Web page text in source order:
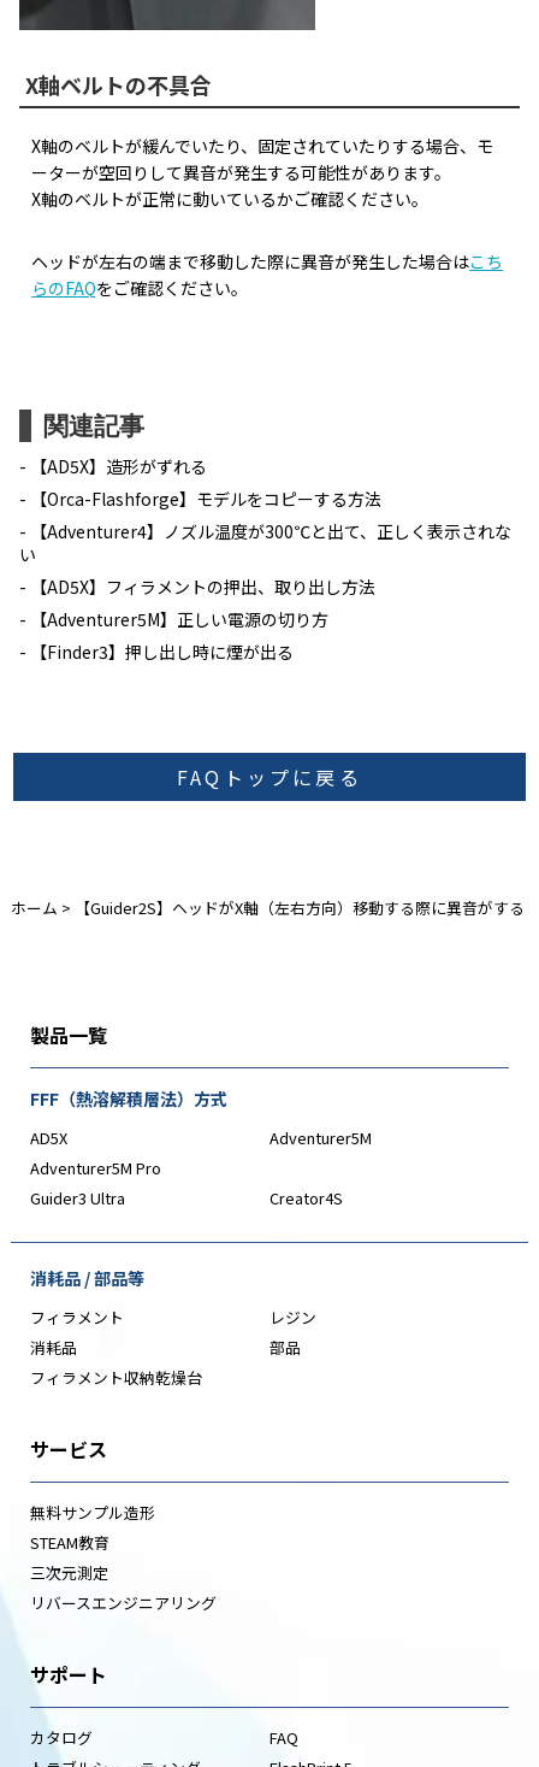
X軸ベルトの不具合
X軸のベルトが緩んでいたり、固定されていたりする場合、モ
ーターが空回りして異音が発生する可能性があります。
X軸のベルトが正常に動いているかご確認ください。
ヘッドが左右の端まで移動した際に異音が発生した場合はこち
らのFAQをご確認ください。
関連記事
【AD5X】造形がずれる
【Orca-Flashforge】モデルをコピーする方法
【Adventurer4】ノズル温度が300℃と出て、正しく表示されな
い
【AD5X】フィラメントの押出、取り出し方法
【Adventurer5M】正しい電源の切り方
【Finder3】押し出し時に煙が出る
FAQトップに戻る
ホーム > 【Guider2S】ヘッドがX軸（左右方向）移動する際に異音がする
製品一覧
FFF（熱溶解積層法）方式
AD5X
Adventurer5M
Adventurer5M Pro
Guider3 Ultra
Creator4S
消耗品 / 部品等
フィラメント
レジン
消耗品
部品
フィラメント収納乾燥台
サービス
無料サンプル造形
STEAM教育
三次元測定
リバースエンジニアリング
サポート
カタログ
FAQ